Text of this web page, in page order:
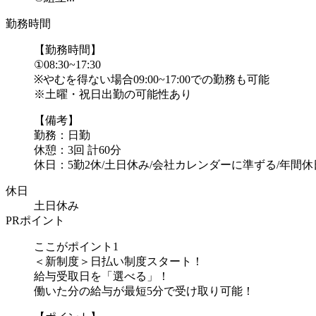
勤務時間
【勤務時間】
①08:30~17:30
※やむを得ない場合09:00~17:00での勤務も可能
※土曜・祝日出勤の可能性あり
【備考】
勤務：日勤
休憩：3回 計60分
休日：5勤2休/土日休み/会社カレンダーに準ずる/年間休
休日
土日休み
PRポイント
ここがポイント1
＜新制度＞日払い制度スタート！
給与受取日を「選べる」！
働いた分の給与が最短5分で受け取り可能！